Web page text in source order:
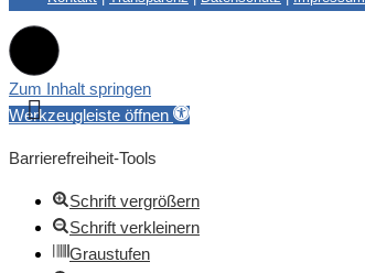
Zum Inhalt springen
Werkzeugleiste öffnen
Barrierefreiheit-Tools
Schrift vergrößern
Schrift verkleinern
Graustufen